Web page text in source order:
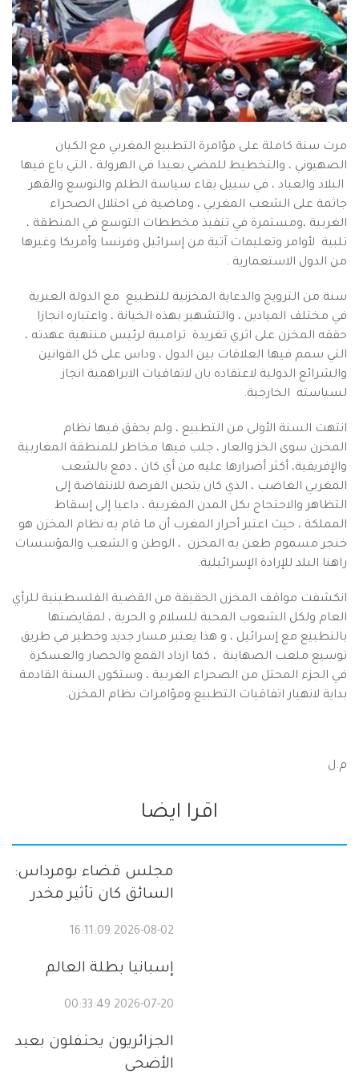
مرت سنة كاملة على مؤامرة التطبيع المغربي مع الكيان
الصهيوني ، والتخطيط للمضي بعيدا في الهرولة ، التي باع فيها
البلاد والعباد ، في سبيل بقاء سياسة الظلم والتوسع والقهر
جاثمة على الشعب المغربي ، وماضية في احتلال الصحراء
الغربية ،ومستمرة في تنفيذ مخططات التوسع في المنطقة ،
تلبية لأوامر وتعليمات آتية من إسرائيل وفرنسا وأمريكا وغيرها
من الدول الاستعمارية .
سنة من الترويج والدعاية المخزنية للتطبيع مع الدولة العبرية
في مختلف الميادين ، والتشهير بهذه الخيانة ، واعتباره انجازا
حققه المخزن على اثري تغريدة ترامبية لرئيس منتهية عهدته ،
التي سمم فيها العلاقات بين الدول ، وداس على كل القوانين
والشرائع الدولية لاعتقاده بان لاتفاقيات الابراهمية انجاز
لسياسته الخارجية.
انتهت السنة الأولى من التطبيع ، ولم يحقق فيها نظام
المخزن سوى الخز والعار ، جلب فيها مخاطر للمنطقة المغاربية
والإفريقية، أكثر أضرارها عليه من أي كان ، دفع بالشعب
المغربي الغاضب ، الذي كان يتحين الفرصة للانتفاضة إلى
التظاهر والاحتجاج بكل المدن المغربية ، داعيا إلى إسقاط
المملكة ، حيث اعتبر أحرار المغرب أن ما قام به نظام المخزن هو
خنجر مسموم طعن به المخزن ، الوطن و الشعب والمؤسسات
راهنا البلد للإرادة الإسرائيلية.
انكشفت مواقف المخزن الحقيقة من القضية الفلسطينية للرأي
العام ولكل الشعوب المحبة للسلام و الحرية ، لمقايضتها
بالتطبيع مع إسرائيل ، و هذا يعتبر مسار جديد وخطير في طريق
توسيع ملعب الصهاينة ، كما ازداد القمع والحصار والعسكرة
في الجزء المحتل من الصحراء الغربية ، وستكون السنة القادمة
بداية لانهيار اتفاقيات التطبيع ومؤامرات نظام المخزن.
م.ل
اقرا ايضا
مجلس قضاء بومرداس:
السائق كان تأثير مخدر
2026-08-02 16:11:09
إسبانيا بطلة العالم
2026-07-20 00:33:49
الجزائريون يحتفلون بعيد
الأضحى